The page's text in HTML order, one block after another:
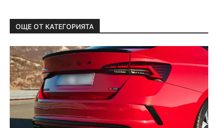
ОЩЕ ОТ КАТЕГОРИЯТА